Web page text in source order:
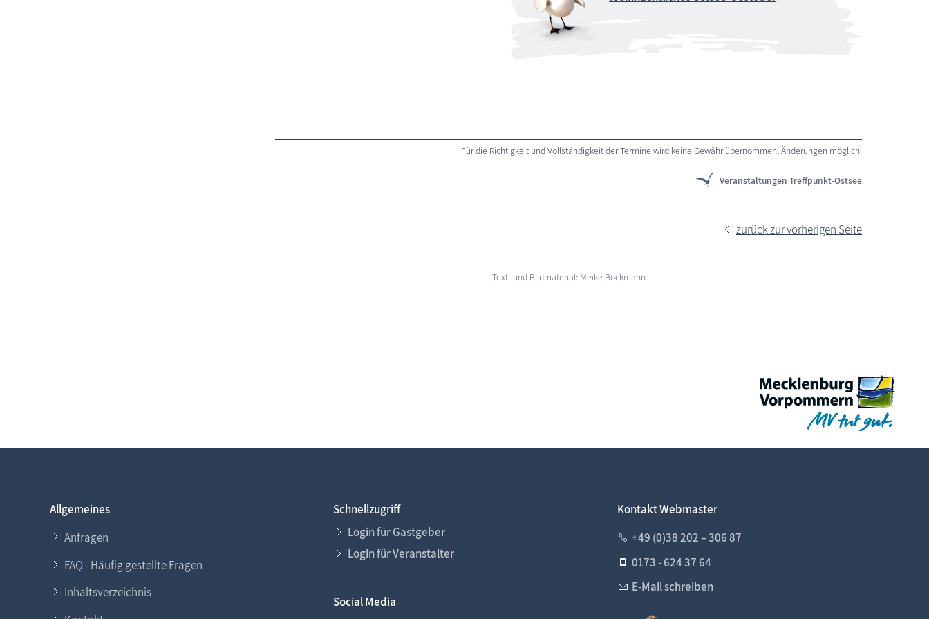
Für die Richtigkeit und Vollständigkeit der Termine wird keine Gewähr übernommen, Änderungen möglich.
Veranstaltungen Treffpunkt-Ostsee
zurück zur vorherigen Seite
Text- und Bildmaterial: Meike Böckmann
Allgemeines
Anfragen
FAQ - Häufig gestellte Fragen
Inhaltsverzeichnis
Schnellzugriff
Login für Gastgeber
Login für Veranstalter
Social Media
Kontakt Webmaster
+49 (0)38 202 – 306 87
0173 - 624 37 64
E-Mail schreiben